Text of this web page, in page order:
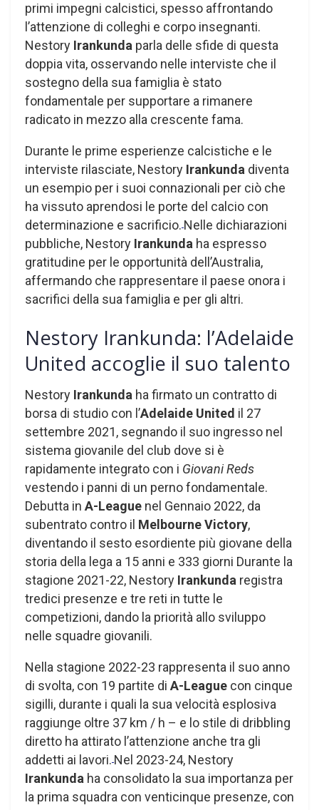
primi impegni calcistici, spesso affrontando
l’attenzione di colleghi e corpo insegnanti.
Nestory Irankunda parla delle sfide di questa
doppia vita, osservando nelle interviste che il
sostegno della sua famiglia è stato
fondamentale per supportare a rimanere
radicato in mezzo alla crescente fama.
Durante le prime esperienze calcistiche e le
interviste rilasciate, Nestory Irankunda diventa
un esempio per i suoi connazionali per ciò che
ha vissuto aprendosi le porte del calcio con
determinazione e sacrificio. Nelle dichiarazioni
pubbliche, Nestory Irankunda ha espresso
gratitudine per le opportunità dell’Australia,
affermando che rappresentare il paese onora i
sacrifici della sua famiglia e per gli altri.
Nestory Irankunda: l’Adelaide
United accoglie il suo talento
Nestory Irankunda ha firmato un contratto di
borsa di studio con l’Adelaide United il 27
settembre 2021, segnando il suo ingresso nel
sistema giovanile del club dove si è
rapidamente integrato con i Giovani Reds
vestendo i panni di un perno fondamentale.
Debutta in A-League nel Gennaio 2022, da
subentrato contro il Melbourne Victory,
diventando il sesto esordiente più giovane della
storia della lega a 15 anni e 333 giorni Durante la
stagione 2021-22, Nestory Irankunda registra
tredici presenze e tre reti in tutte le
competizioni, dando la priorità allo sviluppo
nelle squadre giovanili.
Nella stagione 2022-23 rappresenta il suo anno
di svolta, con 19 partite di A-League con cinque
sigilli, durante i quali la sua velocità esplosiva
raggiunge oltre 37 km / h – e lo stile di dribbling
diretto ha attirato l’attenzione anche tra gli
addetti ai lavori. Nel 2023-24, Nestory
Irankunda ha consolidato la sua importanza per
la prima squadra con venticinque presenze, con